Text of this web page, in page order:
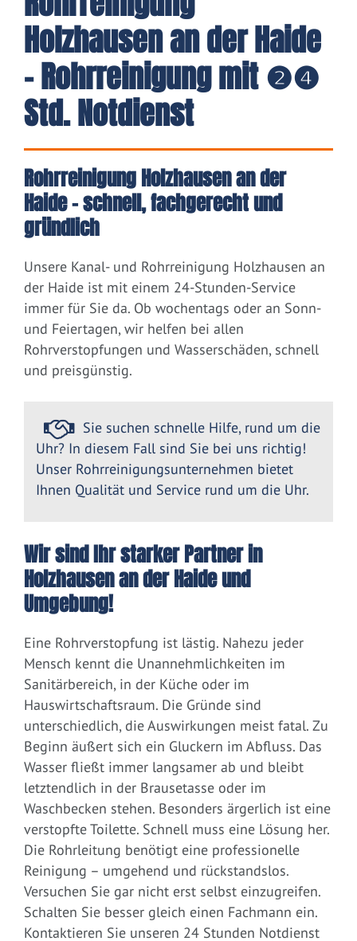
Holzhausen an der Haide
- Rohrreinigung mit ❷❹
Std. Notdienst
Rohrreinigung Holzhausen an der
Haide – schnell, fachgerecht und
gründlich
Unsere Kanal- und Rohrreinigung Holzhausen an
der Haide ist mit einem 24-Stunden-Service
immer für Sie da. Ob wochentags oder an Sonn-
und Feiertagen, wir helfen bei allen
Rohrverstopfungen und Wasserschäden, schnell
und preisgünstig.
Sie suchen schnelle Hilfe, rund um die
Uhr? In diesem Fall sind Sie bei uns richtig!
Unser Rohrreinigungsunternehmen bietet
Ihnen Qualität und Service rund um die Uhr.
Wir sind Ihr starker Partner in
Holzhausen an der Haide und
Umgebung!
Eine Rohrverstopfung ist lästig. Nahezu jeder
Mensch kennt die Unannehmlichkeiten im
Sanitärbereich, in der Küche oder im
Hauswirtschaftsraum. Die Gründe sind
unterschiedlich, die Auswirkungen meist fatal. Zu
Beginn äußert sich ein Gluckern im Abfluss. Das
Wasser fließt immer langsamer ab und bleibt
letztendlich in der Brausetasse oder im
Waschbecken stehen. Besonders ärgerlich ist eine
verstopfte Toilette. Schnell muss eine Lösung her.
Die Rohrleitung benötigt eine professionelle
Reinigung – umgehend und rückstandslos.
Versuchen Sie gar nicht erst selbst einzugreifen.
Schalten Sie besser gleich einen Fachmann ein.
Kontaktieren Sie unseren 24 Stunden Notdienst